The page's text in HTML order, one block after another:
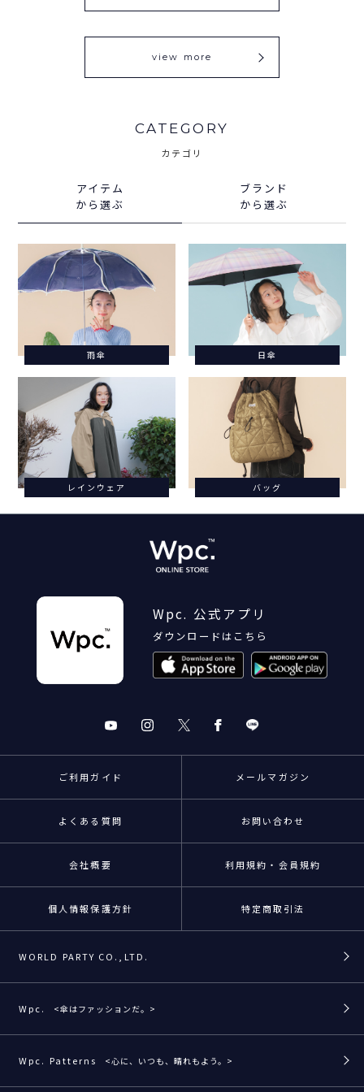
view more
CATEGORY
カテゴリ
アイテム
から選ぶ
ブランド
から選ぶ
雨傘 日傘
レインウェア バッグ
Wpc. 公式アプリ
ダウンロードはこちら
ご利用ガイド メールマガジン
よくある質問 お問い合わせ
会社概要 利用規約・会員規約
個人情報保護方針 特定商取引法
WORLD PARTY CO.,LTD.
Wpc. <傘はファッションだ。>
Wpc. Patterns <心に、いつも、晴れもよう。>